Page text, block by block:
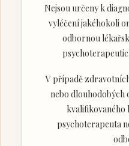
Nejsou určeny k
vyléčení jakéhokoli
odbornou
V případě
nebo dlouhodobých
kvalifikovaného
psychoterapeuta